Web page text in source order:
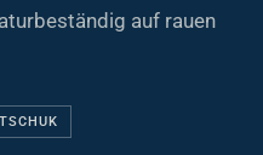
auf rauen